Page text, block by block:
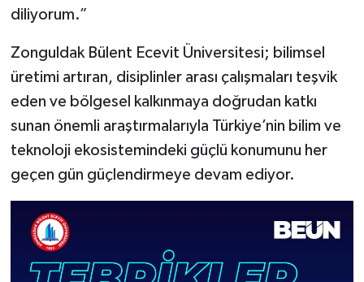
diliyorum.”
Zonguldak Bülent Ecevit Üniversitesi; bilimsel
üretimi artıran, disiplinler arası çalışmaları teşvik
eden ve bölgesel kalkınmaya doğrudan katkı
sunan önemli araştırmalarıyla Türkiye’nin bilim ve
teknoloji ekosistemindeki güçlü konumunu her
geçen gün güçlendirmeye devam ediyor.